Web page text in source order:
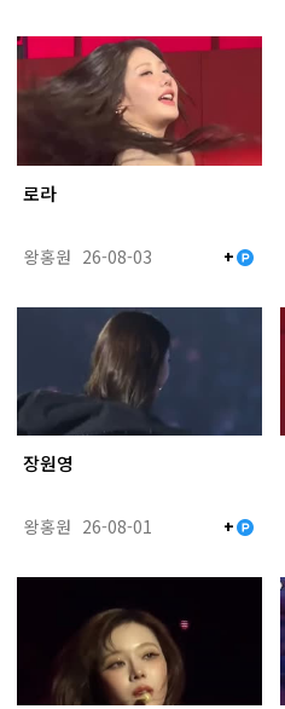
로라
왕홍원 26-08-03 +
장원영
왕홍원 26-08-01 +